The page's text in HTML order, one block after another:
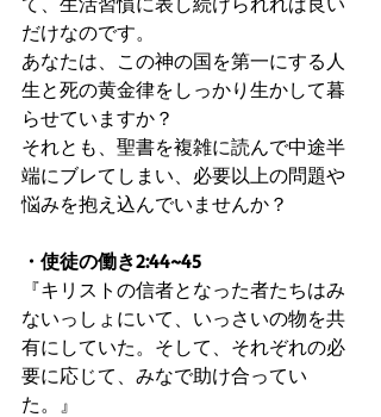
だけなのです。
あなたは、この神の国を第一にする人
生と死の黄金律をしっかり生かして暮
らせていますか？
それとも、聖書を複雑に読んで中途半
端にブレてしまい、必要以上の問題や
悩みを抱え込んでいませんか？
・使徒の働き2:44~45
『キリストの信者となった者たちはみ
ないっしょにいて、いっさいの物を共
有にしていた。そして、それぞれの必
要に応じて、みなで助け合ってい
た。』